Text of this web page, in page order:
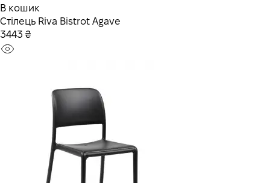
В кошик
Стілець Riva Bistrot Agave
3443 ₴